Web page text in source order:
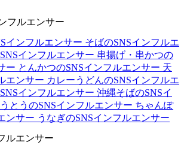
フルエンサー
インフルエンサー そばのSNSインフルエ
インフルエンサー 串揚げ・串かつの
ー とんかつのSNSインフルエンサー 天
エンサー カレーうどんのSNSインフルエ
インフルエンサー 沖縄そばのSNSイ
とうのSNSインフルエンサー ちゃんぽ
ンサー うなぎのSNSインフルエンサー
ルエンサー